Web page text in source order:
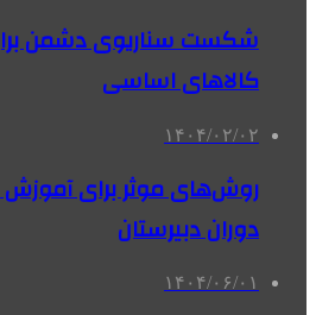
شکست سناریوی دشمن برای
کالاهای اساسی
۱۴۰۴/۰۲/۰۲
روش‌های موثر برای آموزش
دوران دبیرستان
۱۴۰۴/۰۶/۰۱